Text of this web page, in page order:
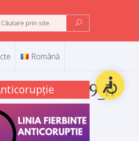
Română